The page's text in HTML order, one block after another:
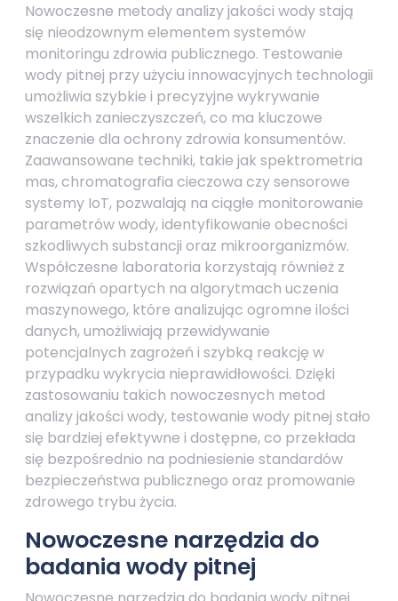
Nowoczesne metody analizy jakości wody stają
się nieodzownym elementem systemów
monitoringu zdrowia publicznego. Testowanie
wody pitnej przy użyciu innowacyjnych technologii
umożliwia szybkie i precyzyjne wykrywanie
wszelkich zanieczyszczeń, co ma kluczowe
znaczenie dla ochrony zdrowia konsumentów.
Zaawansowane techniki, takie jak spektrometria
mas, chromatografia cieczowa czy sensorowe
systemy IoT, pozwalają na ciągłe monitorowanie
parametrów wody, identyfikowanie obecności
szkodliwych substancji oraz mikroorganizmów.
Współczesne laboratoria korzystają również z
rozwiązań opartych na algorytmach uczenia
maszynowego, które analizując ogromne ilości
danych, umożliwiają przewidywanie
potencjalnych zagrożeń i szybką reakcję w
przypadku wykrycia nieprawidłowości. Dzięki
zastosowaniu takich nowoczesnych metod
analizy jakości wody, testowanie wody pitnej stało
się bardziej efektywne i dostępne, co przekłada
się bezpośrednio na podniesienie standardów
bezpieczeństwa publicznego oraz promowanie
zdrowego trybu życia.
Nowoczesne narzędzia do
badania wody pitnej